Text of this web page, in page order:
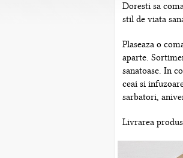
Doresti sa
stil de viata
Plaseaza o
aparte.
sanatoase. In
ceai si
sarbatori,
Livrarea